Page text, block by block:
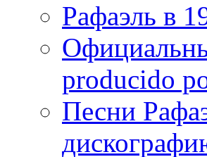
Рафаэль в
producido
Песни